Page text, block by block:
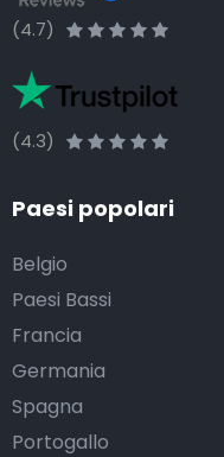
(4.7)
(4.3)
Paesi popolari
Belgio
Paesi Bassi
Francia
Germania
Spagna
Portogallo